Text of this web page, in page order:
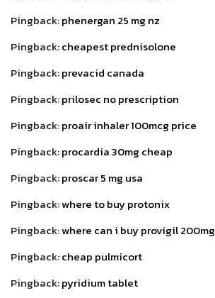
Pingback:phenergan 25 mg nz
Pingback:cheapest prednisolone
Pingback:prevacid canada
Pingback:prilosec no prescription
Pingback:proair inhaler 100mcg price
Pingback:procardia 30mg cheap
Pingback:proscar 5 mg usa
Pingback:where to buy protonix
Pingback:where can i buy provigil 200mg
Pingback:cheap pulmicort
Pingback:pyridium tablet